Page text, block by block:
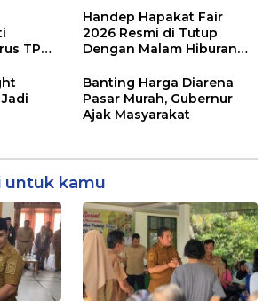
TP
Handep Hapakat Fair
2026 Resmi di Tutup
Dengan Malam Hiburan
Banting Harga Diarena
Pasar Murah, Gubernur
Ajak Masyarakat
untuk kamu